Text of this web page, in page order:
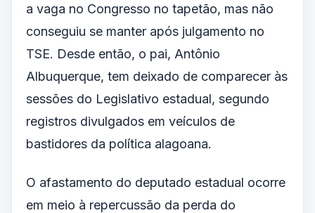
a vaga no Congresso no tapetão, mas não
conseguiu se manter após julgamento no
TSE. Desde então, o pai, Antônio
Albuquerque, tem deixado de comparecer às
sessões do Legislativo estadual, segundo
registros divulgados em veículos de
bastidores da política alagoana.
O afastamento do deputado estadual ocorre
em meio à repercussão da perda do